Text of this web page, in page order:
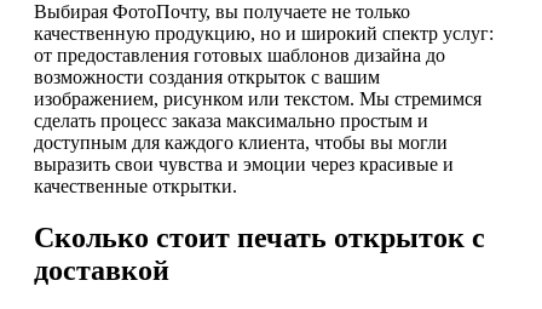
Выбирая ФотоПочту, вы получаете не только
качественную продукцию, но и широкий спектр услуг:
от предоставления готовых шаблонов дизайна до
возможности создания открыток с вашим
изображением, рисунком или текстом. Мы стремимся
сделать процесс заказа максимально простым и
доступным для каждого клиента, чтобы вы могли
выразить свои чувства и эмоции через красивые и
качественные открытки.
Сколько стоит печать открыток с
доставкой